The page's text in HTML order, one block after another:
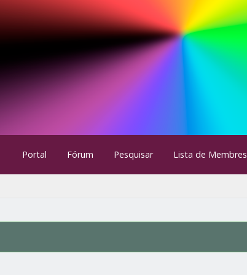
Portal Fórum Pesquisar Lista de Membres